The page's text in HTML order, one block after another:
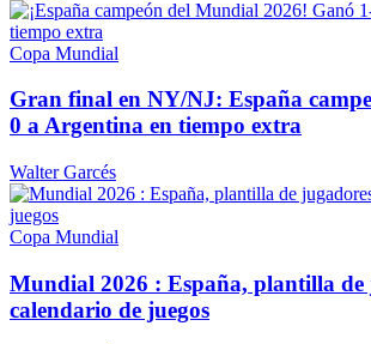
Copa Mundial
Gran final en NY/NJ: España
0 a Argentina en tiempo extra
Walter Garcés
Copa Mundial
Mundial 2026 : España, plantilla de
calendario de juegos